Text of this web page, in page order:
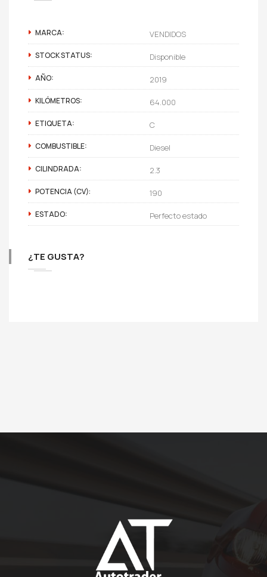
MARCA: VENDIDOS
STOCK STATUS: Disponible
AÑO: 2019
KILÓMETROS: 64.000
ETIQUETA: C
COMBUSTIBLE: Diesel
CILINDRADA: 2.3
POTENCIA (CV): 190
ESTADO: Perfecto estado
¿TE GUSTA?